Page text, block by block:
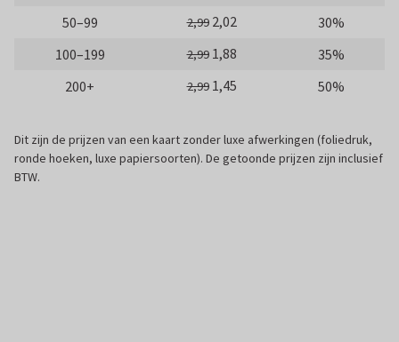
50–99
2,99 2,02
30%
100–199
2,99 1,88
35%
200+
2,99 1,45 50%
Dit zijn de prijzen van een kaart zonder luxe afwerkingen (foliedruk,
ronde hoeken, luxe papiersoorten). De getoonde prijzen zijn inclusief
BTW.